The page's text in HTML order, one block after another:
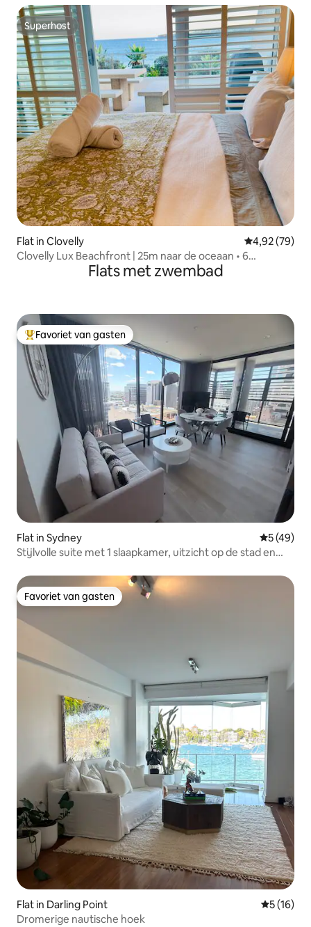
Superhost
Superhost
Flat in Clovelly Gemiddelde
4,92 (79)
Clovelly Lux Beachfront | 25m naar de oceaan • 6
Flats met zwembad
Topfavoriet van gasten
Favoriet van gasten
Flat in Sydney
5 (49)
Stijlvolle suite met 1 slaapkamer, uitzicht op de stad en
Favoriet van gasten
Favoriet van gasten
Flat in Darling Point
5 (16)
Dromerige nautische hoek